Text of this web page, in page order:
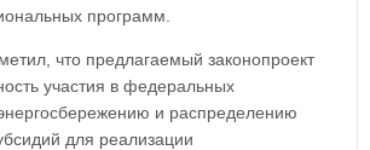
программ.
что предлагаемый законопроект
участия в федеральных
и распределению
для реализации